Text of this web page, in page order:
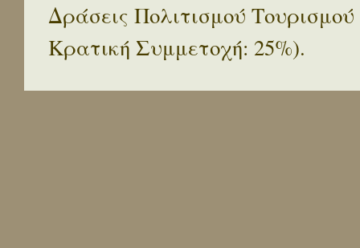
Δράσεις Πολιτισμού
Κρατική Συμμετοχή: 25%).